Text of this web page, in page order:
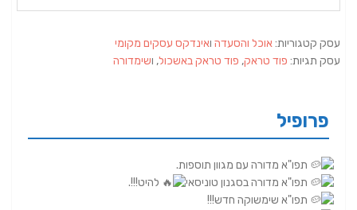
עסק קטגוריות:אוכל והסעדה ואינדקס עסקים מקומי
עסק תגיות: פוד טראק, פוד טראק באשכול, ושימדורה
פרופיל
תפו"א מדורה עם מגוון תוספות.
תפו"א מדורה בסגנון טוניסאי
להיט!!!.
תפו"א שימשוקה חדש!!!